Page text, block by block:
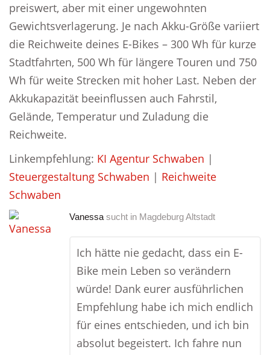
preiswert, aber mit einer ungewohnten
Gewichtsverlagerung. Je nach Akku-Größe variiert
die Reichweite deines E-Bikes – 300 Wh für kurze
Stadtfahrten, 500 Wh für längere Touren und 750
Wh für weite Strecken mit hoher Last. Neben der
Akkukapazität beeinflussen auch Fahrstil,
Gelände, Temperatur und Zuladung die
Reichweite.
Linkempfehlung: KI Agentur Schwaben |
Steuergestaltung Schwaben | Reichweite
Schwaben
Vanessa sucht in Magdeburg Altstadt
Ich hätte nie gedacht, dass ein E-
Bike mein Leben so verändern
würde! Dank eurer ausführlichen
Empfehlung habe ich mich endlich
für eines entschieden, und ich bin
absolut begeistert. Ich fahre nun